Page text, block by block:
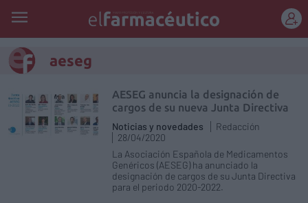
aeseg
AESEG anuncia la designación de
cargos de su nueva Junta Directiva
Noticias y novedades
Redacción
28/04/2020
La Asociación Española de Medicamentos
Genéricos (AESEG) ha anunciado la
designación de cargos de su Junta Directiva
para el periodo 2020-2022.